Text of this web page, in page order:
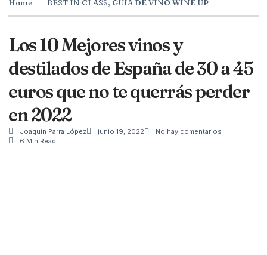
Home BEST IN CLASS, GUIA DE VINO WINE UP
Los 10 Mejores vinos y
destilados de España de 30 a 45
euros que no te querrás perder
en 2022
Joaquín Parra López junio 19, 2022
No hay comentarios
6 Min Read